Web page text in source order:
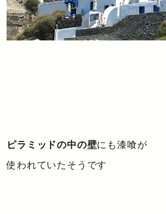
ピラミッドの中の壁にも漆喰が
使われていたそうです